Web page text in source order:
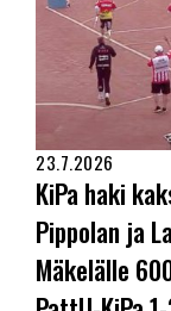
23.7.2026
KiPa haki
Pippolan ja
Mäkelälle